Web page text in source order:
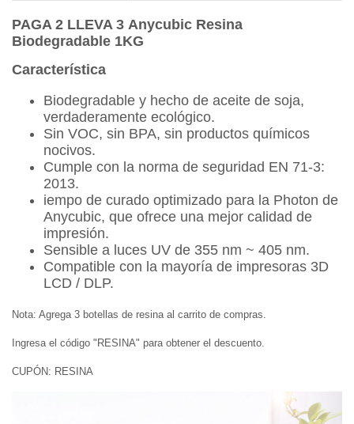
PAGA 2 LLEVA 3 Anycubic Resina
Biodegradable 1KG
Característica
Biodegradable y hecho de aceite de soja,
verdaderamente ecológico.
Sin VOC, sin BPA, sin productos químicos
nocivos.
Cumple con la norma de seguridad EN 71-3:
2013.
iempo de curado optimizado para la Photon de
Anycubic, que ofrece una mejor calidad de
impresión.
Sensible a luces UV de 355 nm ~ 405 nm.
Compatible con la mayoría de impresoras 3D
LCD / DLP.
Nota: Agrega 3 botellas de resina al carrito de compras.
Ingresa el código "RESINA" para obtener el descuento.
CUPÓN: RESINA